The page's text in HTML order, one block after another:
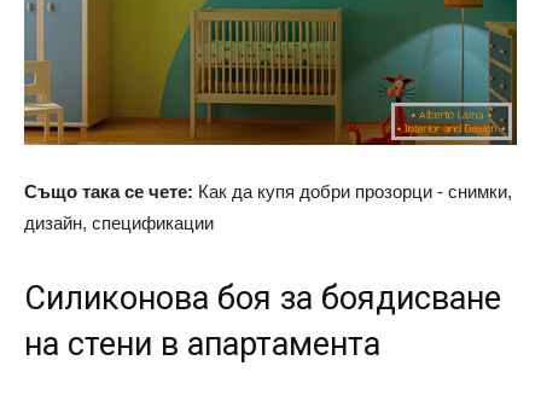
Също така се чете: Как да купя добри прозорци - снимки,
дизайн, спецификации
Силиконова боя за боядисване
на стени в апартамента